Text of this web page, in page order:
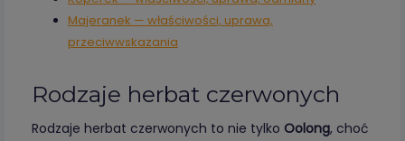
Majeranek — właściwości, uprawa,
przeciwwskazania
Rodzaje herbat czerwonych
Rodzaje herbat czerwonych to nie tylko Oolong, choć